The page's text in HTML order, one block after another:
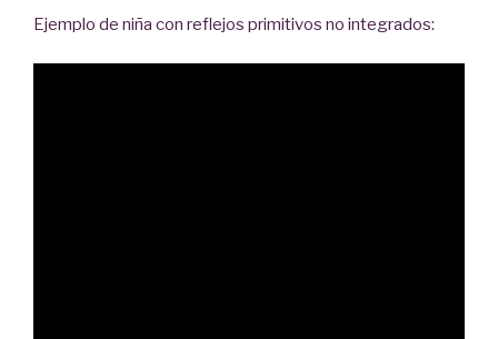
Ejemplo de niña con reflejos primitivos no integrados: